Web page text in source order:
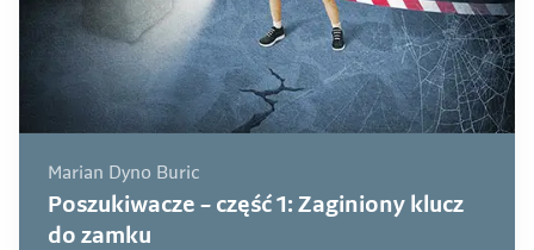
Marian Dyno Buric
Poszukiwacze – część 1: Zaginiony klucz
do zamku